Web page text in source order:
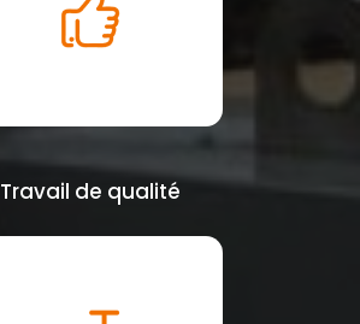
Travail de qualité